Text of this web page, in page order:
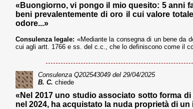
«Buongiorno, vi pongo il mio quesito: 5 anni
beni prevalentemente di oro il cui valore
odore...»
Consulenza legale: «Mediante la consegna di un bene da
cui agli artt. 1766 e ss. del c.c., che lo definiscono come il
Consulenza Q202543049 del 29/04/2025
B. C. chiede
«Nel 2017 uno studio associato sotto forma
nel 2024, ha acquistato la nuda proprietà di